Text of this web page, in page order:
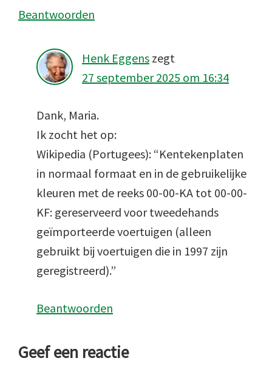
Beantwoorden
Henk Eggens zegt
27 september 2025 om 16:34
Dank, Maria.
Ik zocht het op:
Wikipedia (Portugees): “Kentekenplaten
in normaal formaat en in de gebruikelijke
kleuren met de reeks 00-00-KA tot 00-00-
KF: gereserveerd voor tweedehands
geïmporteerde voertuigen (alleen
gebruikt bij voertuigen die in 1997 zijn
geregistreerd).”
Beantwoorden
Geef een reactie